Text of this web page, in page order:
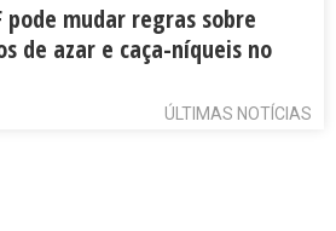
pode mudar regras sobre
de azar e caça-níqueis no
ÚLTIMAS NOTÍCIAS